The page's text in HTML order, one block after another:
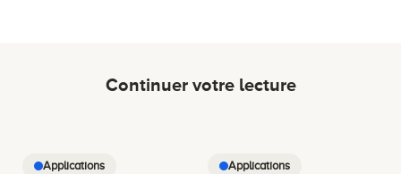
Continuer votre lecture
Applications Applications